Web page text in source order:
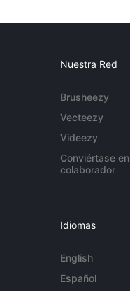
Nuestra Red
Brusheezy
Vecteezy
Videezy
Conviértase en
colaborador
Idiomas
English
Español